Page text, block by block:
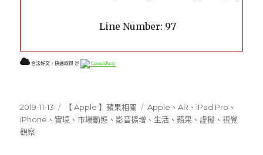
Line Number: 97
合法好文，快速取得 ＠ ContentParty
發
佈
日
2019-11-13
分
類
【 Apple 】蘋果相關
標
籤
Apple 、AR 、 iPad Pro 、
iPhone 、實境 、市場動態 、影音擴增 、 生活 、蘋果 、 虛擬 、視覺
觀察